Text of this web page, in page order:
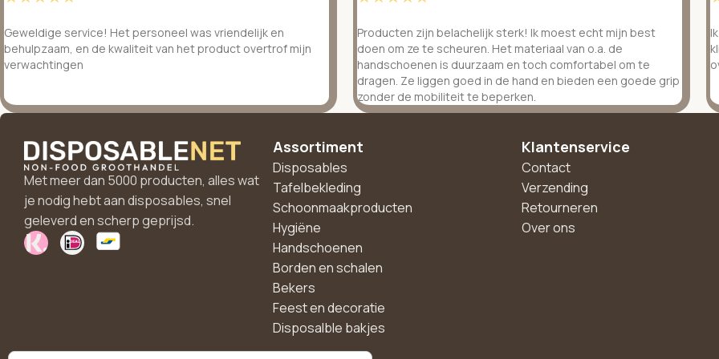
Geweldige service! Het personeel was vriendelijk en
behulpzaam, en de kwaliteit van het product overtrof mijn
verwachtingen
Producten zijn belachelijk sterk! Ik moest echt mijn best
doen om ze te scheuren. Het materiaal van o.a. de
handschoenen is duurzaam en toch comfortabel om te
dragen. Ze liggen goed in de hand en bieden een goede grip
zonder de mobiliteit te beperken.
Met meer dan 5000 producten, alles wat
je nodig hebt aan disposables, snel
geleverd en scherp geprijsd.
Assortiment
Disposables
Tafelbekleding
Schoonmaakproducten
Hygiëne
Handschoenen
Borden en schalen
Bekers
Feest en decoratie
Disposalble bakjes
Klantenservice
Contact
Verzending
Retourneren
Over ons